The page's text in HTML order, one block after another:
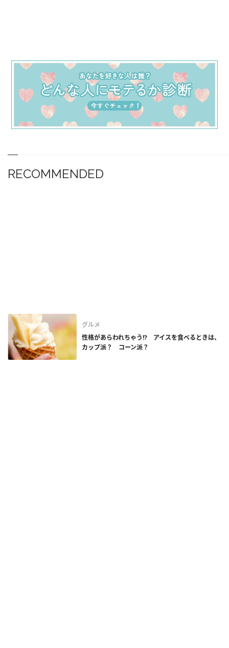
RECOMMENDED
グルメ
性格があらわれちゃう!? アイスを食べるときは、
カップ派？ コーン派？